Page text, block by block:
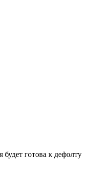
готова к дефолту